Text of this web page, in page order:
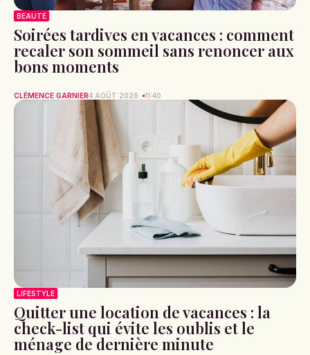
BEAUTÉ
Soirées tardives en vacances : comment
recaler son sommeil sans renoncer aux
bons moments
CLÉMENCE GARNIER4 AOÛT 2026 11:40
LIFESTYLE
Quitter une location de vacances : la
check-list qui évite les oublis et le
ménage de dernière minute